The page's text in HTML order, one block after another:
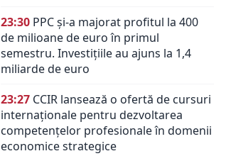
23:30 PPC și-a majorat profitul la 400
de milioane de euro în primul
semestru. Investițiile au ajuns la 1,4
miliarde de euro
23:27 CCIR lansează o ofertă de cursuri
internaționale pentru dezvoltarea
competențelor profesionale în domenii
economice strategice